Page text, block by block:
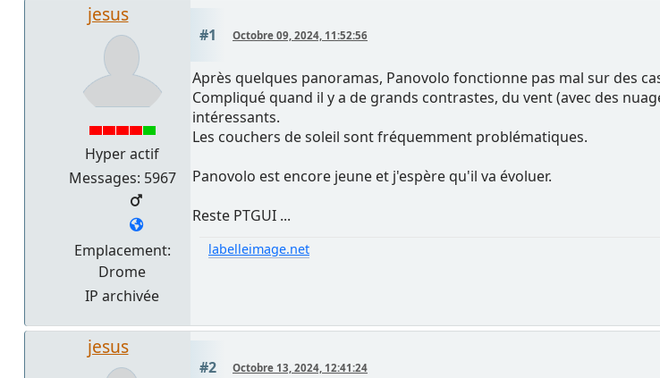
jesus
Hyper actif
Messages: 5967
Emplacement:
Drome
IP archivée
#1 Octobre 09, 2024, 11:52:56
Après quelques panoramas, Panovolo fonctionne pas mal sur des
Compliqué quand il y a de grands contrastes, du vent (avec des
intéressants.
Les couchers de soleil sont fréquemment problématiques.
Panovolo est encore jeune et j'espère qu'il va évoluer.
Reste PTGUI ...
labelleimage.net
jesus
#2 Octobre 13, 2024, 12:41:24